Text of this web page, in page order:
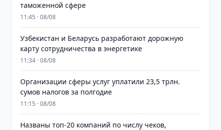
таможенной сфере
11:45 · 08/08
Узбекистан и Беларусь разработают дорожную
карту сотрудничества в энергетике
11:34 · 08/08
Организации сферы услуг уплатили 23,5 трлн.
сумов налогов за полгодие
11:15 · 08/08
Названы топ-20 компаний по числу чеков,